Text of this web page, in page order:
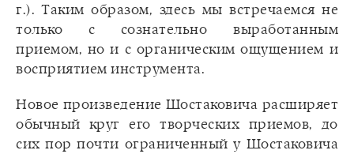
г.). Таким образом, здесь мы встречаемся не
только с сознательно выработанным
приемом, но и с органическим ощущением и
восприятием инструмента.
Новое произведение Шостаковича расширяет
обычный круг его творческих приемов, до
сих пор почти ограниченный у Шостаковича